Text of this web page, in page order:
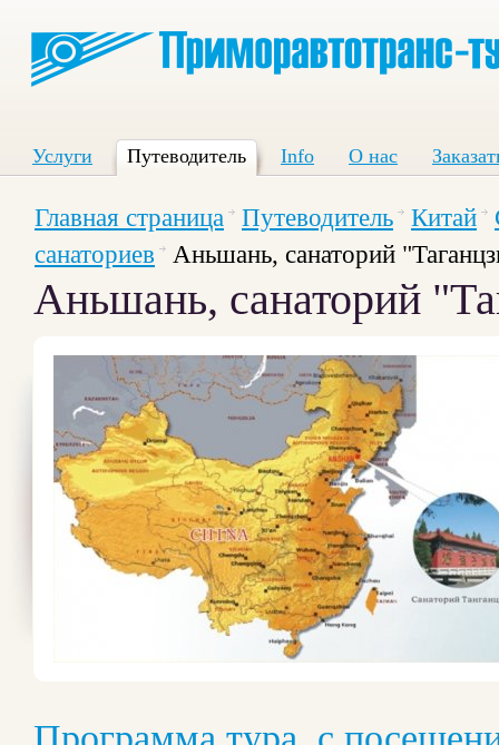
Услуги Путеводитель Info О нас
Главная страница Путеводитель Китай
санаториев
Аньшань, санаторий
Аньшань, санаторий